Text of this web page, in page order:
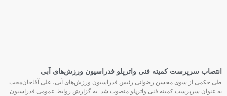
انتصاب سرپرست کمیته فنی واترپلو فدراسیون ورزش‌های آبی
طی حکمی از سوی محسن رضوانی رئیس فدراسیون ورزش‌های آبی، علی آقاجان‌محب
به عنوان سرپرست کمیته فنی واترپلو منصوب شد. به گزارش روابط عمومی فدراسیون